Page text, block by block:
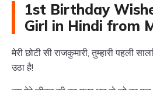
1st Birthday
Girl in Hindi from
मेरी छोटी सी राजकुमारी, तुम्हारी पहली
उठा है!